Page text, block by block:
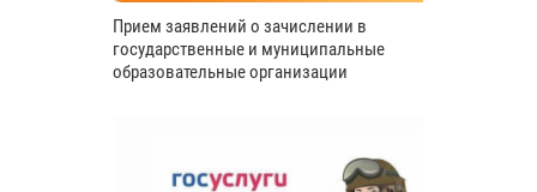
Прием заявлений о зачислении в
государственные и муниципальные
образовательные организации